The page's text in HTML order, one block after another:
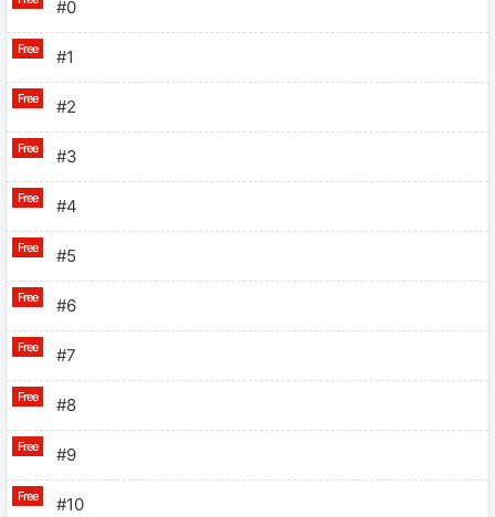
#0
#1
#2
#3
#4
#5
#6
#7
#8
#9
#10